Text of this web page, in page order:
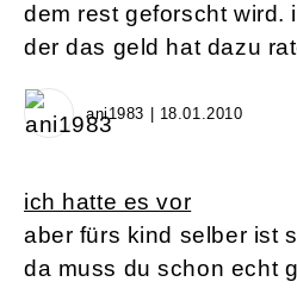
dem rest geforscht wird.
der das geld hat dazu
ani1983 | 18.01.2010
ich hatte es vor
aber fürs kind selber ist
da muss du schon echt